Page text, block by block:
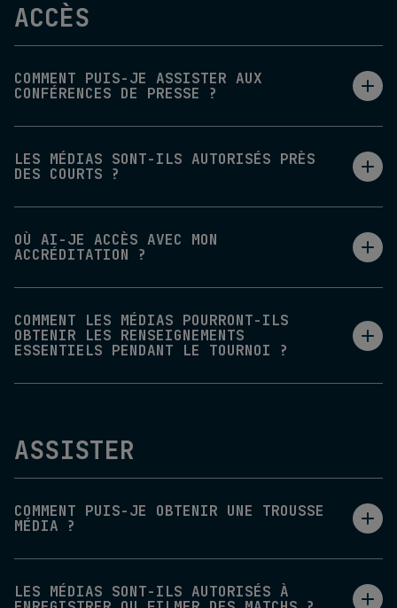
ACCÈS
COMMENT PUIS-JE ASSISTER AUX
CONFÉRENCES DE PRESSE ?
LES MÉDIAS SONT-ILS AUTORISÉS PRÈS
DES COURTS ?
OÙ AI-JE ACCÈS AVEC MON
ACCRÉDITATION ?
COMMENT LES MÉDIAS POURRONT-ILS
OBTENIR LES RENSEIGNEMENTS
ESSENTIELS PENDANT LE TOURNOI ?
ASSISTER
COMMENT PUIS-JE OBTENIR UNE TROUSSE
MÉDIA ?
LES MÉDIAS SONT-ILS AUTORISÉS À